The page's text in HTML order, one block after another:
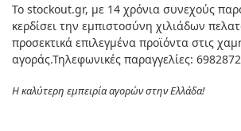
Το stockout.gr, με 14 χρόνια συνεχούς
κερδίσει την εμπιστοσύνη χιλιάδων
προσεκτικά επιλεγμένα προϊόντα στις
αγοράς.Τηλεφωνικές παραγγελίες:
Η καλύτερη εμπειρία αγορών στην Ελλάδα!